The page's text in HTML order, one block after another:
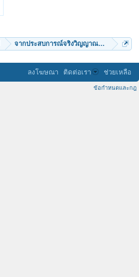
จากประสบการณ์จริงวิญญาณในตึกคณะพย
ลงโฆษณา ติดต่อเรา ช่วยเหลือ
ข้อกำหนดและกฎ